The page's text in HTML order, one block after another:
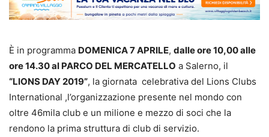
È in programma DOMENICA 7 APRILE, dalle ore 10,00 alle
ore 14.30 al PARCO DEL MERCATELLO a Salerno, il
“LIONS DAY 2019”, la giornata celebrativa del Lions Clubs
International ,l’organizzazione presente nel mondo con
oltre 46mila club e un milione e mezzo di soci che la
rendono la prima struttura di club di servizio.